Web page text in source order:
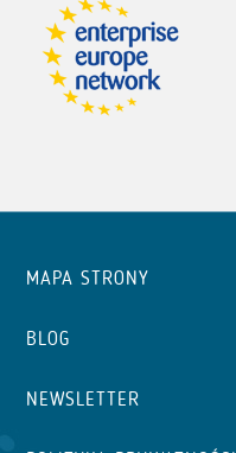
MAPA STRONY
BLOG
NEWSLETTER